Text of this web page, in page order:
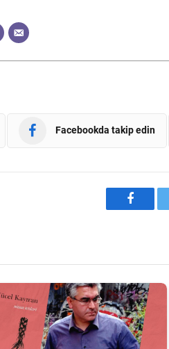
Facebookda takip edin